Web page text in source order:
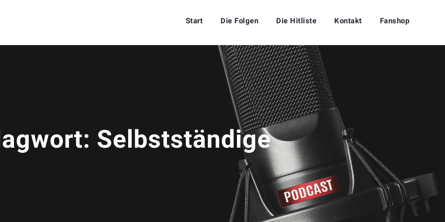
Start Die Folgen Die Hitliste Kontakt Fanshop
Selbstständige